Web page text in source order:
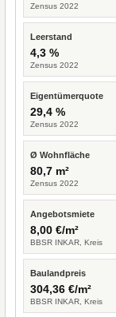
Zensus 2022
Leerstand
4,3 %
Zensus 2022
Eigentümerquote
29,4 %
Zensus 2022
Ø Wohnfläche
80,7 m²
Zensus 2022
Angebotsmiete
8,00 €/m²
BBSR INKAR, Kreis
Baulandpreis
304,36 €/m²
BBSR INKAR, Kreis